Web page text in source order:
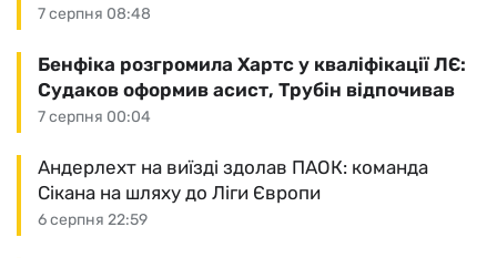
7 серпня 08:48
7 серпня 00:04
Бенфіка розгромила Хартс у кваліфікації ЛЄ:
Судаков оформив асист, Трубін відпочивав
6 серпня 22:59
Андерлехт на виїзді здолав ПАОК: команда
Сікана на шляху до Ліги Європи